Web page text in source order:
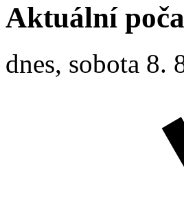
Aktuální
dnes, sobota 8.